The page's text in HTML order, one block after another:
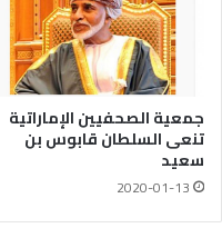
جمعية الصحفيين الإماراتية
تنعى السلطان قابوس بن
سعيد
2020-01-13